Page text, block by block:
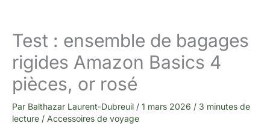
Test : ensemble de bagages
rigides Amazon Basics 4
pièces, or rosé
Par Balthazar Laurent-Dubreuil / 1 mars 2026 / 3 minutes de
lecture / Accessoires de voyage